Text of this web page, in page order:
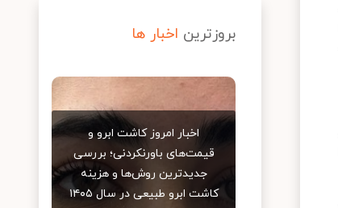
بروزترین اخبار ها
اخبار امروز کاشت ابرو و
قیمت‌های باورنکردنی؛ بررسی
جدیدترین روش‌ها و هزینه
کاشت ابرو طبیعی در سال ۱۴۰۵